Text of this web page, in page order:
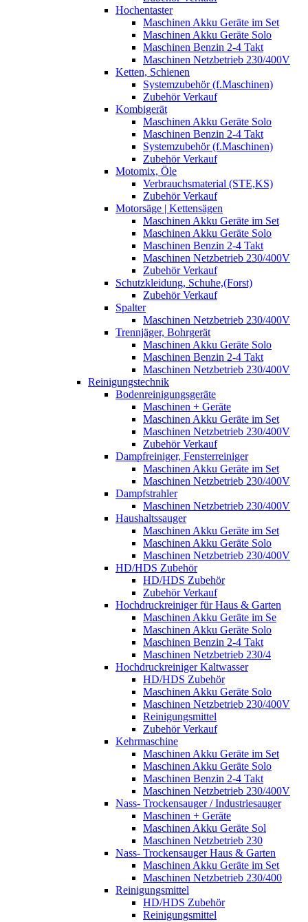
Hochentaster
Maschinen Akku Geräte im Set
Maschinen Akku Geräte Solo
Maschinen Benzin 2-4 Takt
Maschinen Netzbetrieb 230/400V
Ketten, Schienen
Systemzubehör (f.Maschinen)
Zubehör Verkauf
Kombigerät
Maschinen Akku Geräte Solo
Maschinen Benzin 2-4 Takt
Systemzubehör (f.Maschinen)
Zubehör Verkauf
Motomix, Öle
Verbrauchsmaterial (STE,KS)
Zubehör Verkauf
Motorsäge | Kettensägen
Maschinen Akku Geräte im Set
Maschinen Akku Geräte Solo
Maschinen Benzin 2-4 Takt
Maschinen Netzbetrieb 230/400V
Zubehör Verkauf
Schutzkleidung, Schuhe,(Forst)
Zubehör Verkauf
Spalter
Maschinen Netzbetrieb 230/400V
Trennjäger, Bohrgerät
Maschinen Akku Geräte Solo
Maschinen Benzin 2-4 Takt
Maschinen Netzbetrieb 230/400V
Reinigungstechnik
Bodenreinigungsgeräte
Maschinen + Geräte
Maschinen Akku Geräte im Set
Maschinen Netzbetrieb 230/400V
Zubehör Verkauf
Dampfreiniger, Fensterreiniger
Maschinen Akku Geräte im Set
Maschinen Netzbetrieb 230/400V
Dampfstrahler
Maschinen Netzbetrieb 230/400V
Haushaltssauger
Maschinen Akku Geräte im Set
Maschinen Akku Geräte Solo
Maschinen Netzbetrieb 230/400V
HD/HDS Zubehör
HD/HDS Zubehör
Zubehör Verkauf
Hochdruckreiniger für Haus & Garten
Maschinen Akku Geräte im Se
Maschinen Akku Geräte Solo
Maschinen Benzin 2-4 Takt
Maschinen Netzbetrieb 230/4
Hochdruckreiniger Kaltwasser
HD/HDS Zubehör
Maschinen Akku Geräte Solo
Maschinen Netzbetrieb 230/400V
Reinigungsmittel
Zubehör Verkauf
Kehrmaschine
Maschinen Akku Geräte im Set
Maschinen Akku Geräte Solo
Maschinen Benzin 2-4 Takt
Maschinen Netzbetrieb 230/400V
Nass- Trockensauger / Industriesauger
Maschinen + Geräte
Maschinen Akku Geräte Sol
Maschinen Netzbetrieb 230
Nass- Trockensauger Haus & Garten
Maschinen Akku Geräte im Set
Maschinen Netzbetrieb 230/400
Reinigungsmittel
HD/HDS Zubehör
Reinigungsmittel